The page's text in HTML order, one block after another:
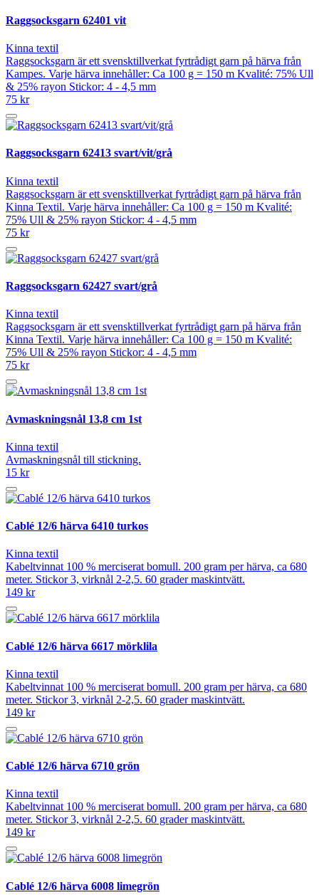
Raggsocksgarn 62401 vit
Kinna textil
Raggsocksgarn är ett svensktillverkat fyrtrådigt garn på härva från
Kampes. Varje härva innehåller: Ca 100 g = 150 m Kvalité: 75% Ull
& 25% rayon Stickor: 4 - 4,5 mm
75 kr
Raggsocksgarn 62413 svart/vit/grå
Kinna textil
Raggsocksgarn är ett svensktillverkat fyrtrådigt garn på härva från
Kinna Textil. Varje härva innehåller: Ca 100 g = 150 m Kvalité:
75% Ull & 25% rayon Stickor: 4 - 4,5 mm
75 kr
Raggsocksgarn 62427 svart/grå
Kinna textil
Raggsocksgarn är ett svensktillverkat fyrtrådigt garn på härva från
Kinna Textil. Varje härva innehåller: Ca 100 g = 150 m Kvalité:
75% Ull & 25% rayon Stickor: 4 - 4,5 mm
75 kr
Avmaskningsnål 13,8 cm 1st
Kinna textil
Avmaskningsnål till stickning.
15 kr
Cablé 12/6 härva 6410 turkos
Kinna textil
Kabeltvinnat 100 % merciserat bomull. 200 gram per härva, ca 680
meter. Stickor 3, virknål 2-2,5. 60 grader maskintvätt.
149 kr
Cablé 12/6 härva 6617 mörklila
Kinna textil
Kabeltvinnat 100 % merciserat bomull. 200 gram per härva, ca 680
meter. Stickor 3, virknål 2-2,5. 60 grader maskintvätt.
149 kr
Cablé 12/6 härva 6710 grön
Kinna textil
Kabeltvinnat 100 % merciserat bomull. 200 gram per härva, ca 680
meter. Stickor 3, virknål 2-2,5. 60 grader maskintvätt.
149 kr
Cablé 12/6 härva 6008 limegrön